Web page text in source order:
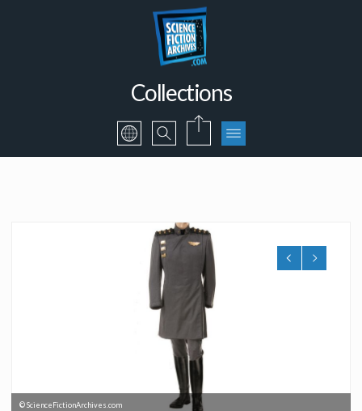
Collections
© ScienceFictionArchives.com